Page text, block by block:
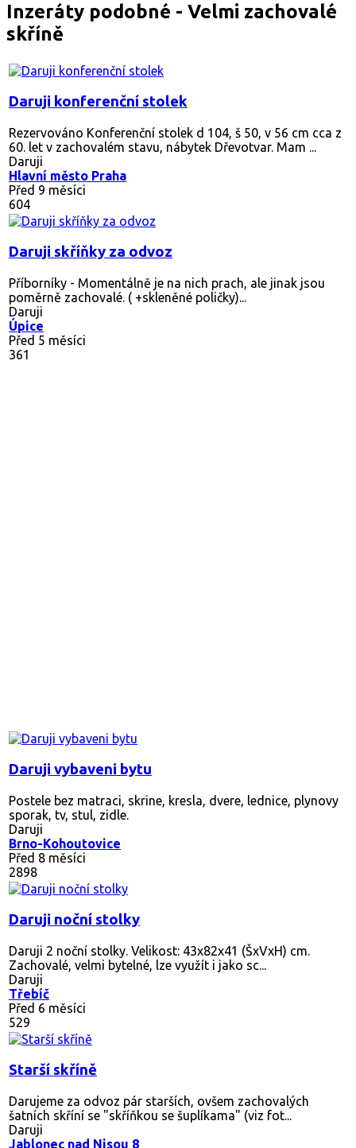
Inzeráty podobné - Velmi zachovalé
skříně
Daruji konferenční stolek
Rezervováno Konferenční stolek d 104, š 50, v 56 cm cca z
60. let v zachovalém stavu, nábytek Dřevotvar. Mam ...
Daruji
Hlavní město Praha
Před 9 měsíci
604
Daruji skříňky za odvoz
Příborníky - Momentálně je na nich prach, ale jinak jsou
poměrně zachovalé. ( +skleněné poličky)...
Daruji
Úpice
Před 5 měsíci
361
Daruji vybaveni bytu
Postele bez matraci, skrine, kresla, dvere, lednice, plynovy
sporak, tv, stul, zidle.
Daruji
Brno-Kohoutovice
Před 8 měsíci
2898
Daruji noční stolky
Daruji 2 noční stolky. Velikost: 43x82x41 (ŠxVxH) cm.
Zachovalé, velmi bytelné, lze využít i jako sc...
Daruji
Třebíč
Před 6 měsíci
529
Starší skříně
Darujeme za odvoz pár starších, ovšem zachovalých
šatních skříní se "skříňkou se šuplíkama" (viz fot...
Daruji
Jablonec nad Nisou 8